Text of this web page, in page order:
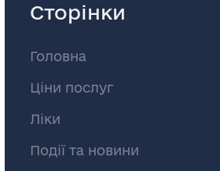
Сторінки
Головна
Ціни послуг
Ліки
Події та новини